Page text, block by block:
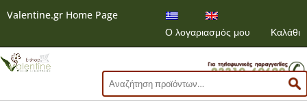
Valentine.gr Home Page
Ο λογαριασμός μου
Καλάθι
Αναζήτηση
για: